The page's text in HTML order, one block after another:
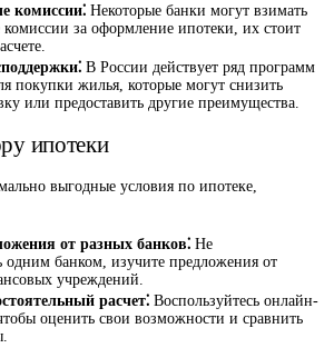
комиссии⁚ Некоторые банки могут взимать
комиссии за оформление ипотеки, их стоит
В России действует ряд программ
покупки жилья, которые могут снизить
или предоставить другие преимущества.
ипотеки
выгодные условия по ипотеке,
от разных банков⁚ Не
одним банком, изучите предложения от
учреждений.
расчет⁚ Воспользуйтесь онлайн-
оценить свои возможности и сравнить